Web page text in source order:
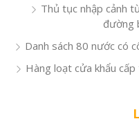
Thủ tục nhập cảnh
đường
Danh sách 80 nước có
Hàng loạt cửa khẩu